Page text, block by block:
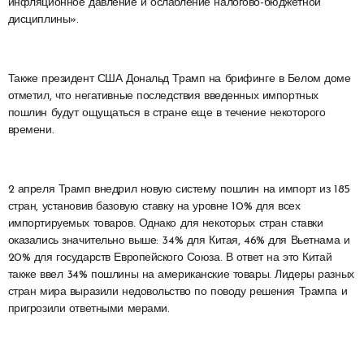
инфляционное давление и ослабление налогово-бюджетной
дисциплины».
Также президент США Дональд Трамп на брифинге в Белом доме
отметил, что негативные последствия введенных импортных
пошлин будут ощущаться в стране еще в течение некоторого
времени.
2 апреля Трамп внедрил новую систему пошлин на импорт из 185
стран, установив базовую ставку на уровне 10% для всех
импортируемых товаров. Однако для некоторых стран ставки
оказались значительно выше: 34% для Китая, 46% для Вьетнама и
20% для государств Европейского Союза. В ответ на это Китай
также ввел 34% пошлины на американские товары. Лидеры разных
стран мира выразили недовольство по поводу решения Трампа и
пригрозили ответными мерами.